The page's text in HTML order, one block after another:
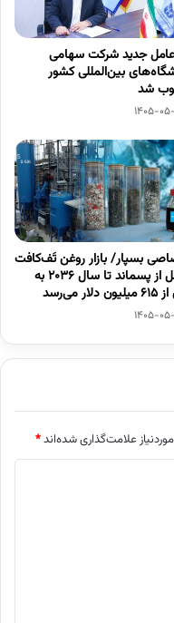
جدید شرکت سهامی
بین‌المللی کشور
شد
1405-
بسپار/ بازار روغن تَف‌کافت
حاصل از پسماند تا سال ۲۰۳۶ به
می‌رسد
1405-
علامت‌گذاری شده‌اند*